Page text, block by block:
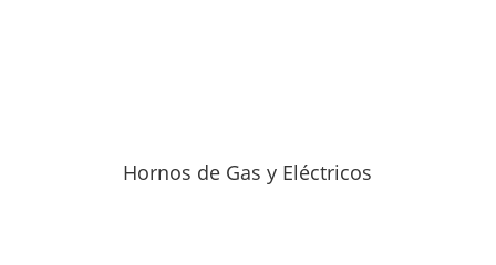
Hornos de Gas y Eléctricos